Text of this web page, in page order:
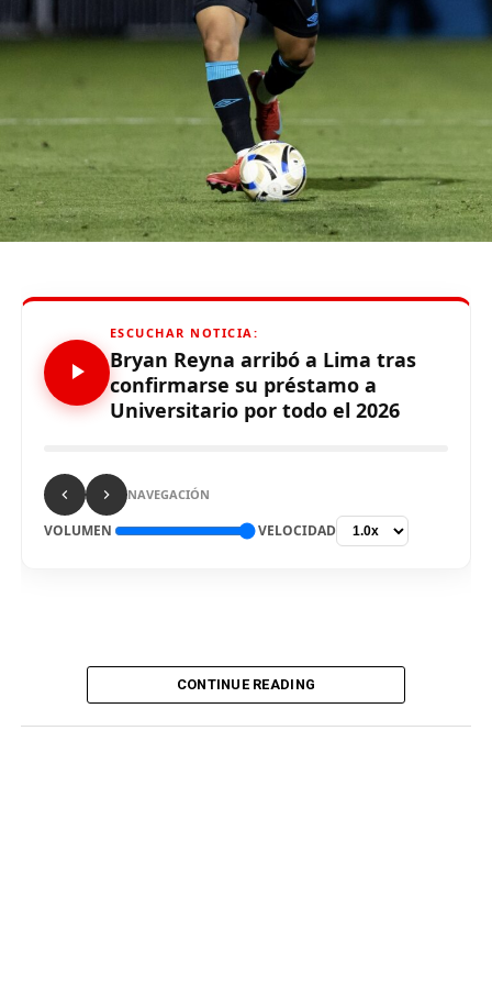
tiempo qu
hizo”,enfatizó el técnico.
De otro lado, se reportó que supuestos hinchas de
Sporting Cristal realizaron pintas y ciertos daños en los
alrededores del Estadio Alejandro Villanueva – Matute,
durante el partido ante Carabobo por Copa Libertadores
2026. Con este panorama, se abre la posibilidad de que
Alianza Lima no preste nuevamente el recinto deportivo
a los celestes, por lo que se abre una nueva posibilidad
Comparte esto:
ESCUCHAR NOTICIA:
Bryan Reyna arribó a Lima tras
confirmarse su préstamo a
Universitario por todo el 2026
NAVEGACIÓN
VOLUMEN VELOCIDAD
CONTINUE READING